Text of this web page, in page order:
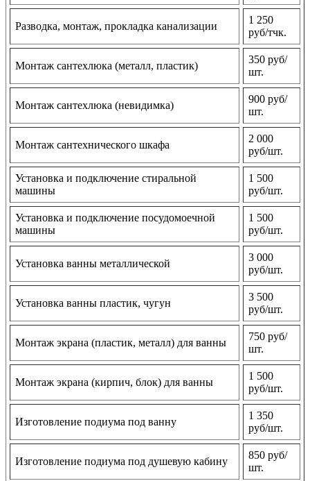
Разводка, монтаж, прокладка канализации
1 250
руб/тчк.
Монтаж сантехлюка (металл, пластик)
350 руб/
шт.
Монтаж сантехлюка (невидимка)
900 руб/
шт.
Монтаж сантехнического шкафа
2 000
руб/шт.
Установка и подключение стиральной
машины
1 500
руб/шт.
Установка и подключение посудомоечной
машины
1 500
руб/шт.
Установка ванны металлической
3 000
руб/шт.
Установка ванны пластик, чугун
3 500
руб/шт.
Монтаж экрана (пластик, металл) для ванны
750 руб/
шт.
Монтаж экрана (кирпич, блок) для ванны
1 500
руб/шт.
Изготовление подиума под ванну
1 350
руб/шт.
Изготовление подиума под душевую кабину
850 руб/
шт.